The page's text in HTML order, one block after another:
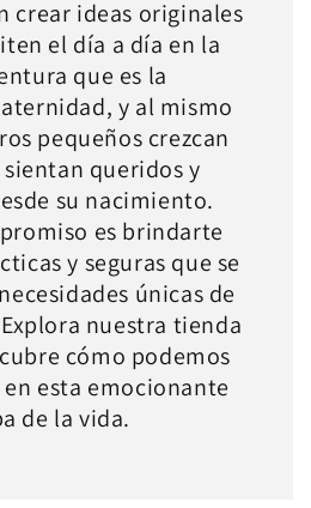
crear ideas originales
el día a día en la
que es la
y al mismo
pequeños crezcan
sientan queridos y
su nacimiento.
es brindarte
y seguras que se
únicas de
nuestra tienda
cómo podemos
esta emocionante
de la vida.